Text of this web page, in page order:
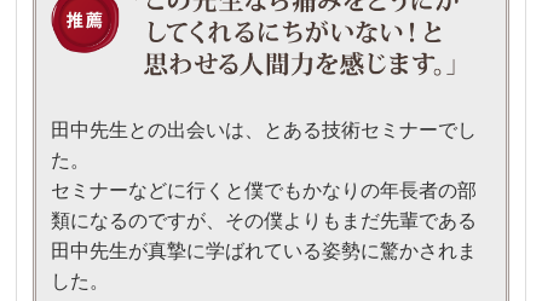
田中先生との出会いは、とある技術セミナーでし
た。
セミナーなどに行くと僕でもかなりの年長者の部
類になるのですが、その僕よりもまだ先輩である
田中先生が真摯に学ばれている姿勢に驚かされま
した。